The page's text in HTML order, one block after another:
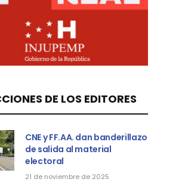
DE LOS EDITORES
CNE y FF.AA. dan banderillazo
de salida al material
electoral
21 de noviembre de 2025